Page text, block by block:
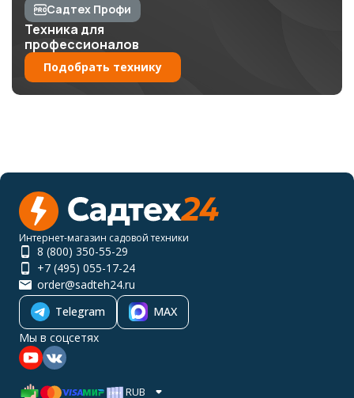
Садтех Профи
Техника для
профессионалов
Подобрать технику
Интернет-магазин садовой техники
8 (800) 350-55-29
+7 (495) 055-17-24
order@sadteh24.ru
Telegram
MAX
Мы в соцсетях
RUB